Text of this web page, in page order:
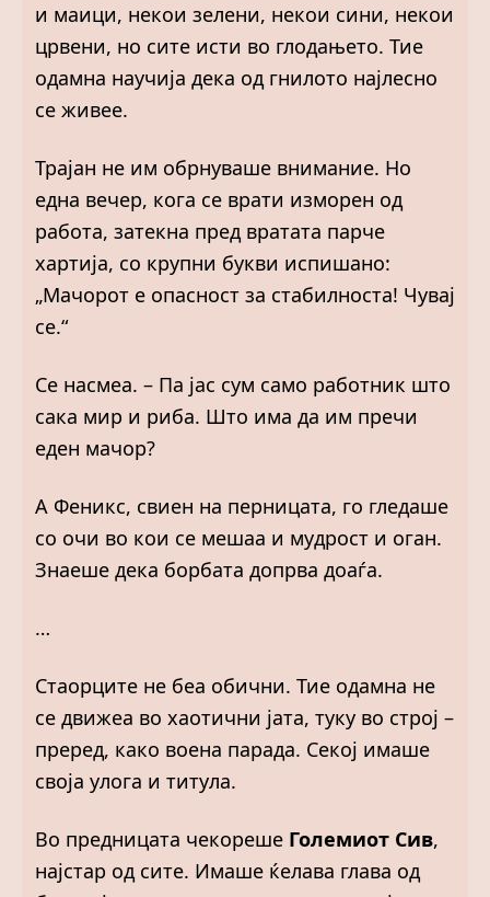
и маици, некои зелени, некои сини, некои
црвени, но сите исти во глодањето. Тие
одамна научија дека од гнилото најлесно
се живее.
Трајан не им обрнуваше внимание. Но
една вечер, кога се врати изморен од
работа, затекна пред вратата парче
хартија, со крупни букви испишано:
„Мачорот е опасност за стабилноста! Чувај
се.“
Се насмеа. – Па јас сум само работник што
сака мир и риба. Што има да им пречи
еден мачор?
А Феникс, свиен на перницата, го гледаше
со очи во кои се мешаа и мудрост и оган.
Знаеше дека борбата допрва доаѓа.
…
Стаорците не беа обични. Тие одамна не
се движeа во хаотични јата, туку во строј –
преред, како воена парада. Секој имаше
своја улога и титула.
Во предницата чекореше Големиот Сив,
најстар од сите. Имаше ќелава глава од